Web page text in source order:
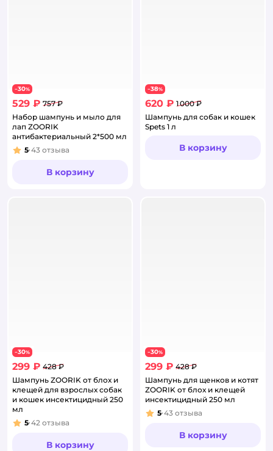
−30%
529 ₽ 757 ₽
Набор шампунь и мыло для
лап ZOORIK
антибактериальный 2*500 мл
Рейтинг:
5 43 отзыва
В корзину
−38%
620 ₽ 1 000 ₽
Шампунь для собак и кошек
Spets 1 л
В корзину
−30%
299 ₽ 428 ₽
Шампунь ZOORIK от блох и
клещей для взрослых собак
и кошек инсектицидный 250
мл
Рейтинг:
5 42 отзыва
В корзину
−30%
299 ₽ 428 ₽
Шампунь для щенков и котят
ZOORIK от блох и клещей
инсектицидный 250 мл
Рейтинг:
5 43 отзыва
В корзину